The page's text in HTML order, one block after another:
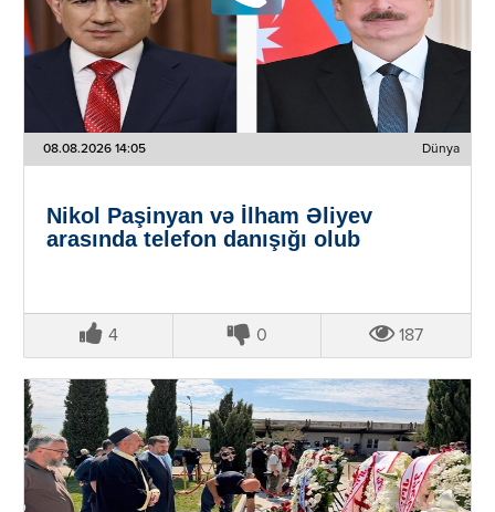
08.08.2026 14:05 Dünya
Nikol Paşinyan və İlham Əliyev
arasında telefon danışığı olub
4 0 187